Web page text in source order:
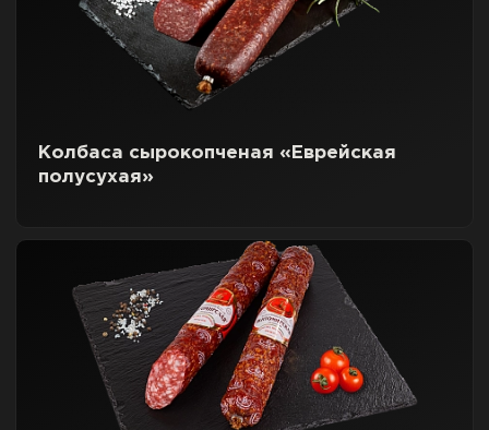
Колбаса сырокопченая «Еврейская
полусухая»